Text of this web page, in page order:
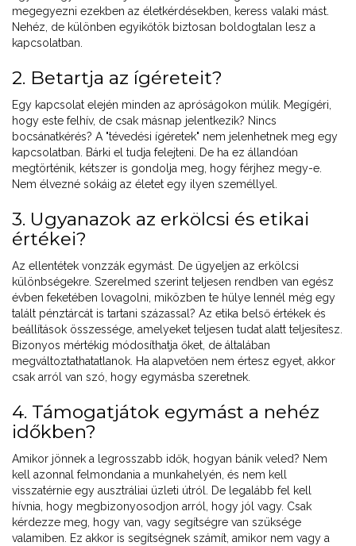
megegyezni ezekben az életkérdésekben, keress valaki mást.
Nehéz, de különben egyikőtök biztosan boldogtalan lesz a
kapcsolatban.
2. Betartja az ígéreteit?
Egy kapcsolat elején minden az apróságokon múlik. Megígéri,
hogy este felhív, de csak másnap jelentkezik? Nincs
bocsánatkérés? A "tévedési ígéretek" nem jelenhetnek meg egy
kapcsolatban. Bárki el tudja felejteni. De ha ez állandóan
megtörténik, kétszer is gondolja meg, hogy férjhez megy-e.
Nem élvezné sokáig az életet egy ilyen személlyel.
3. Ugyanazok az erkölcsi és etikai
értékei?
Az ellentétek vonzzák egymást. De ügyeljen az erkölcsi
különbségekre. Szerelmed szerint teljesen rendben van egész
évben feketében lovagolni, miközben te hülye lennél még egy
talált pénztárcát is tartani százassal? Az etika belső értékek és
beállítások összessége, amelyeket teljesen tudat alatt teljesítesz.
Bizonyos mértékig módosíthatja őket, de általában
megváltoztathatatlanok. Ha alapvetően nem értesz egyet, akkor
csak arról van szó, hogy egymásba szeretnek.
4. Támogatjátok egymást a nehéz
időkben?
Amikor jönnek a legrosszabb idők, hogyan bánik veled? Nem
kell azonnal felmondania a munkahelyén, és nem kell
visszatérnie egy ausztráliai üzleti útról. De legalább fel kell
hívnia, hogy megbizonyosodjon arról, hogy jól vagy. Csak
kérdezze meg, hogy van, vagy segítségre van szüksége
valamiben. Ez akkor is segítségnek számít, amikor nem vagy a